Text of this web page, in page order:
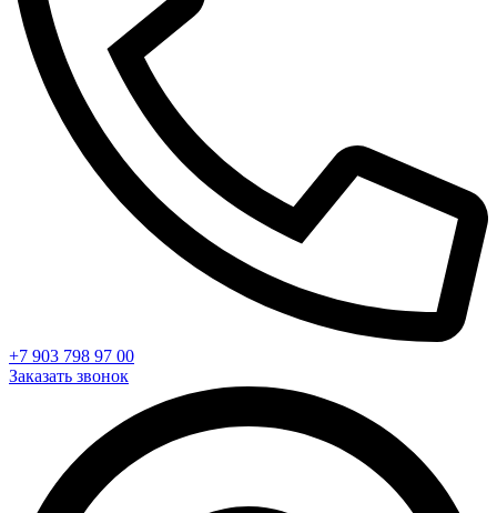
+7 903 798 97 00
Заказать звонок